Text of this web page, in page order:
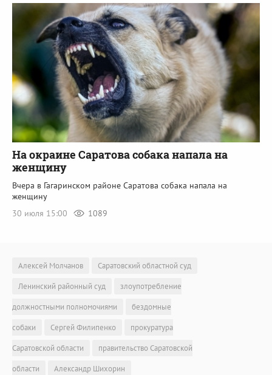
На окраине Саратова собака напала на
женщину
Вчера в Гагаринском районе Саратова собака напала на
женщину
30 июля 15:00
1089
Алексей Молчанов
Саратовский областной суд
Ленинский районный суд
злоупотребление
должностными полномочиями
бездомные
собаки
Сергей Филипенко
прокуратура
Саратовской области
правительство Саратовской
области
Александр Шихорин